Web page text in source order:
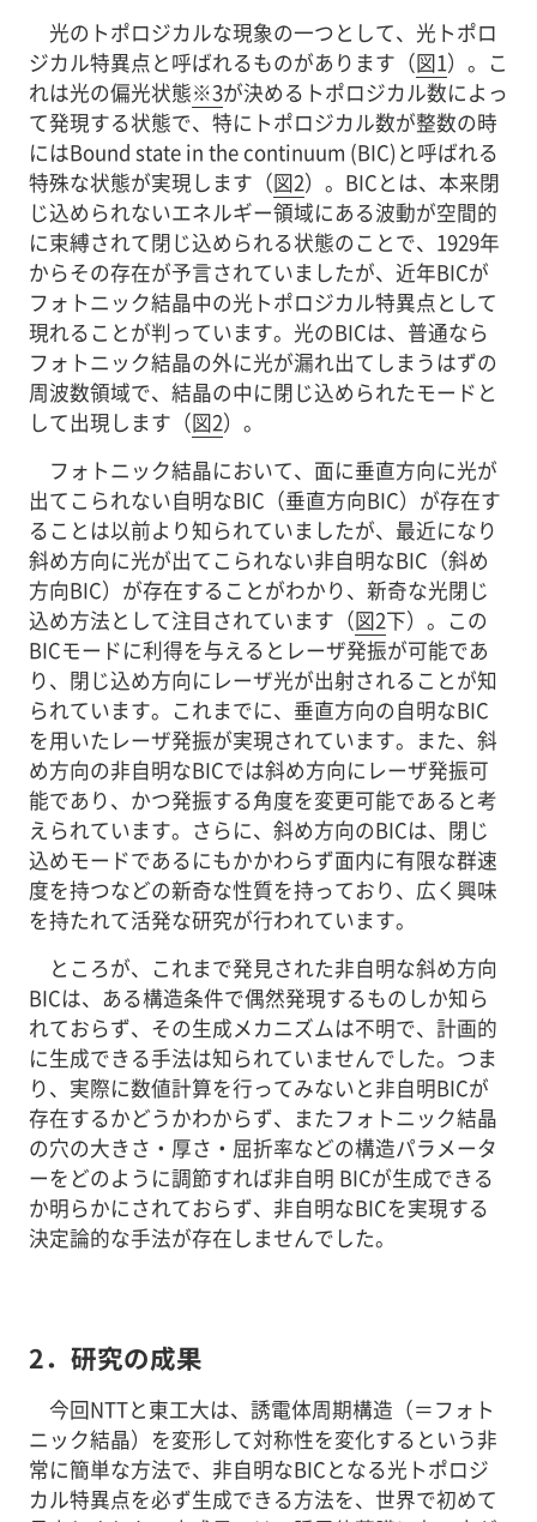
光のトポロジカルな現象の一つとして、光トポロ
ジカル特異点と呼ばれるものがあります（図1）。こ
れは光の偏光状態※3が決めるトポロジカル数によっ
て発現する状態で、特にトポロジカル数が整数の時
にはBound state in the continuum (BIC)と呼ばれる
特殊な状態が実現します（図2）。BICとは、本来閉
じ込められないエネルギー領域にある波動が空間的
に束縛されて閉じ込められる状態のことで、1929年
からその存在が予言されていましたが、近年BICが
フォトニック結晶中の光トポロジカル特異点として
現れることが判っています。光のBICは、普通なら
フォトニック結晶の外に光が漏れ出てしまうはずの
周波数領域で、結晶の中に閉じ込められたモードと
して出現します（図2）。
フォトニック結晶において、面に垂直方向に光が
出てこられない自明なBIC（垂直方向BIC）が存在す
ることは以前より知られていましたが、最近になり
斜め方向に光が出てこられない非自明なBIC（斜め
方向BIC）が存在することがわかり、新奇な光閉じ
込め方法として注目されています（図2下）。この
BICモードに利得を与えるとレーザ発振が可能であ
り、閉じ込め方向にレーザ光が出射されることが知
られています。これまでに、垂直方向の自明なBIC
を用いたレーザ発振が実現されています。また、斜
め方向の非自明なBICでは斜め方向にレーザ発振可
能であり、かつ発振する角度を変更可能であると考
えられています。さらに、斜め方向のBICは、閉じ
込めモードであるにもかかわらず面内に有限な群速
度を持つなどの新奇な性質を持っており、広く興味
を持たれて活発な研究が行われています。
ところが、これまで発見された非自明な斜め方向
BICは、ある構造条件で偶然発現するものしか知ら
れておらず、その生成メカニズムは不明で、計画的
に生成できる手法は知られていませんでした。つま
り、実際に数値計算を行ってみないと非自明BICが
存在するかどうかわからず、またフォトニック結晶
の穴の大きさ・厚さ・屈折率などの構造パラメータ
ーをどのように調節すれば非自明 BICが生成できる
か明らかにされておらず、非自明なBICを実現する
決定論的な手法が存在しませんでした。
2． 研究の成果
今回NTTと東工大は、誘電体周期構造（＝フォト
ニック結晶）を変形して対称性を変化するという非
常に簡単な方法で、非自明なBICとなる光トポロジ
カル特異点を必ず生成できる方法を、世界で初めて